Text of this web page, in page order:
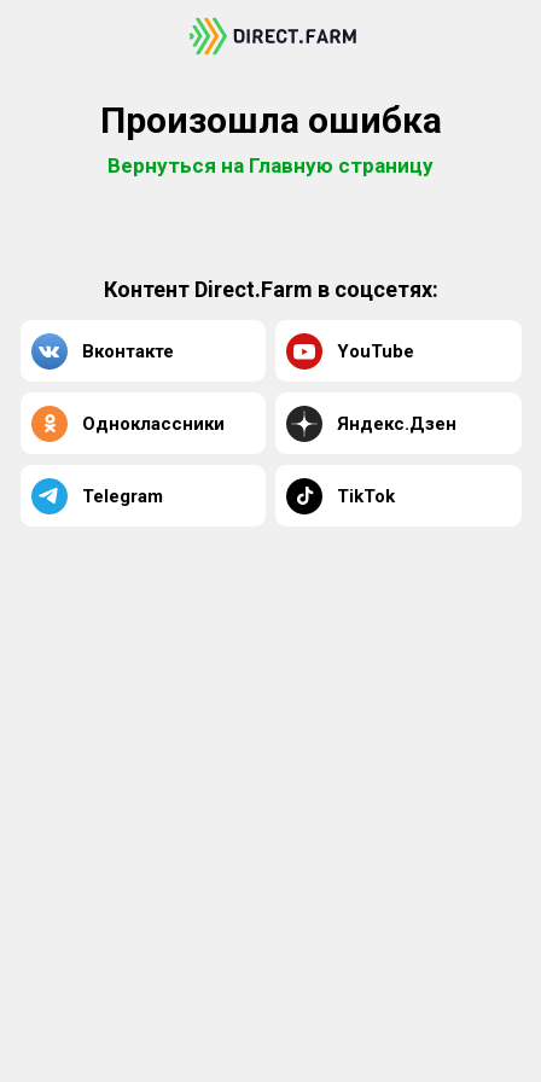
Произошла ошибка
Вернуться на Главную страницу
Контент Direct.Farm в соцсетях:
Вконтакте YouTube
Одноклассники Яндекс.Дзен
Telegram TikTok